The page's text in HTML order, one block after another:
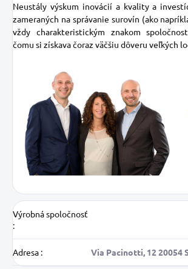
Neustály výskum inovácií a kvality a
zameraných na správanie surovín (ako
vždy charakteristickým znakom
čomu si získava čoraz väčšiu dôveru veľkých
Výrobná spoločnosť
:
Adresa : Via Pacinotti, 12 20054